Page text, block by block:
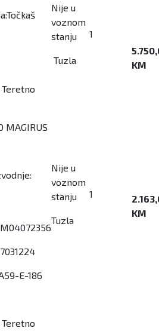
Nije u
voznom
stanju
Tuzla
1
KM
E-186
Nije u
voznom
stanju
Tuzla
1
KM